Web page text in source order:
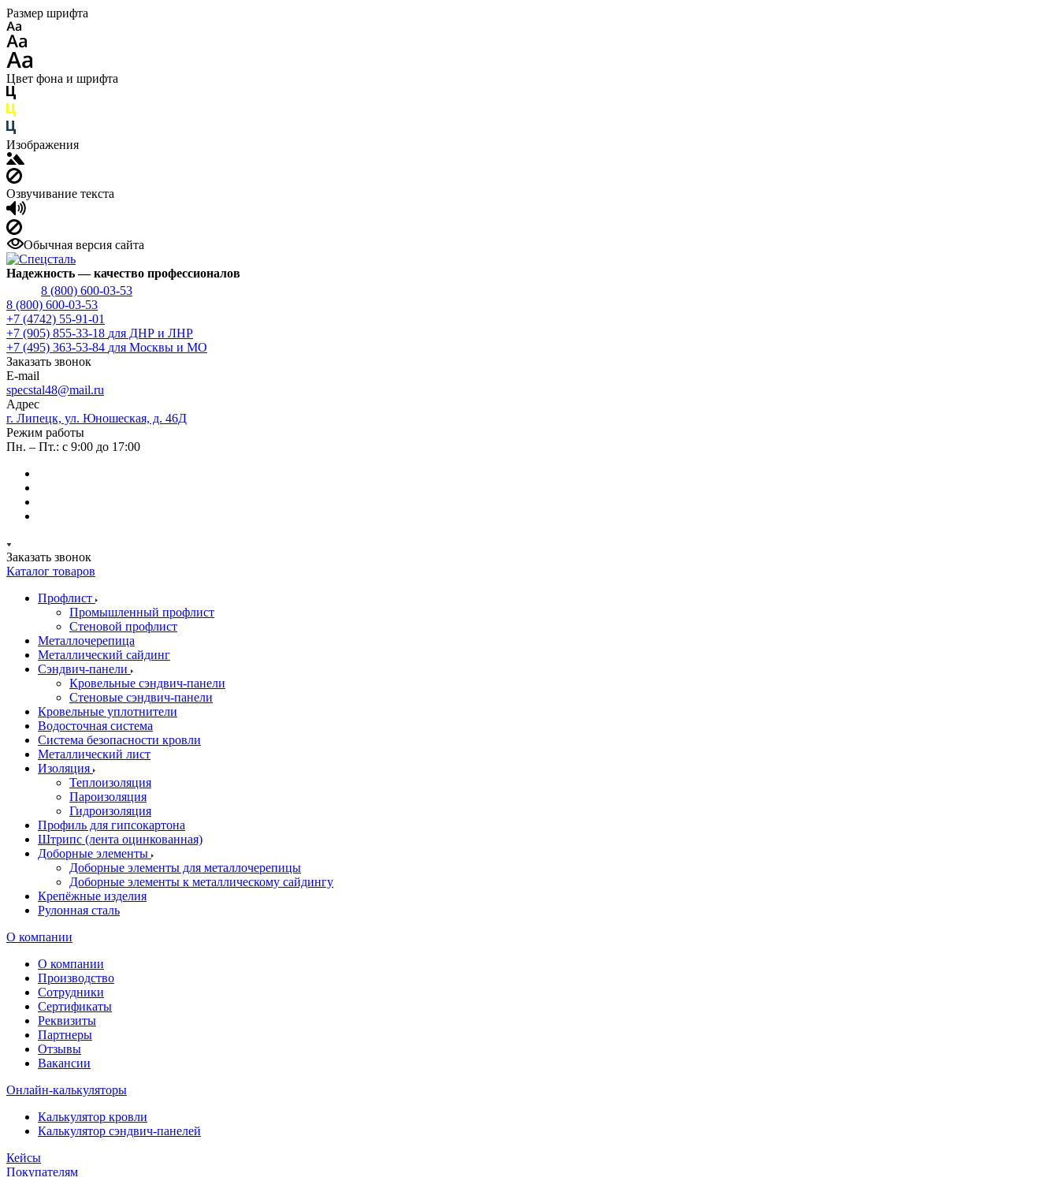
Размер шрифта
Цвет фона и шрифта
Изображения
Озвучивание текста
Обычная версия сайта
Надежность— качество профессионалов
8 (800) 600-03-53
8 (800) 600-03-53
+7 (4742) 55-91-01
+7 (905) 855-33-18 для ДНР и ЛНР
+7 (495) 363-53-84 для Москвы и МО
Заказать звонок
E-mail
specstal48@mail.ru
Адрес
г. Липецк, ул. Юношеская, д. 46Д
Режим работы
Пн. – Пт.: с 9:00 до 17:00
Заказать звонок
Каталог товаров
Профлист
Промышленный профлист
Стеновой профлист
Металлочерепица
Металлический сайдинг
Сэндвич-панели
Кровельные сэндвич-панели
Стеновые сэндвич-панели
Кровельные уплотнители
Водосточная система
Система безопасности кровли
Металлический лист
Изоляция
Теплоизоляция
Пароизоляция
Гидроизоляция
Профиль для гипсокартона
Штрипс (лента оцинкованная)
Доборные элементы
Доборные элементы для металлочерепицы
Доборные элементы к металлическому сайдингу
Крепёжные изделия
Рулонная сталь
О компании
О компании
Производство
Сотрудники
Сертификаты
Реквизиты
Партнеры
Отзывы
Вакансии
Онлайн-калькуляторы
Калькулятор кровли
Калькулятор сэндвич-панелей
Кейсы
Покупателям